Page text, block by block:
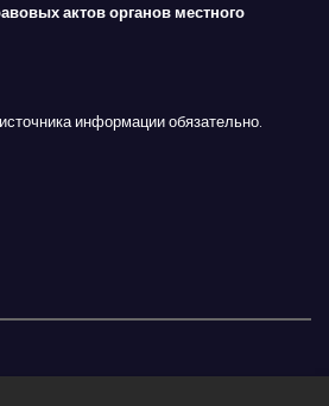
актов органов местного
информации обязательно.